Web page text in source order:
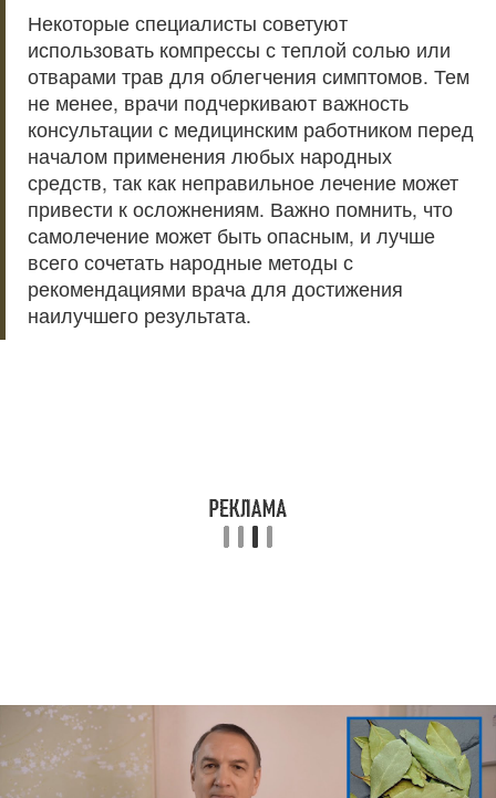
Некоторые специалисты советуют
использовать компрессы с теплой солью или
отварами трав для облегчения симптомов. Тем
не менее, врачи подчеркивают важность
консультации с медицинским работником перед
началом применения любых народных
средств, так как неправильное лечение может
привести к осложнениям. Важно помнить, что
самолечение может быть опасным, и лучше
всего сочетать народные методы с
рекомендациями врача для достижения
наилучшего результата.